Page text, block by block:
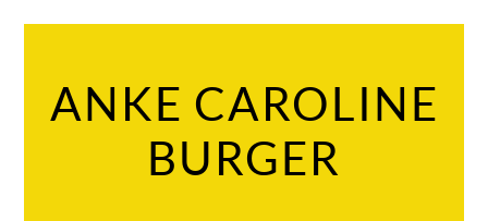
springen
ANKE CAROLINE
BURGER